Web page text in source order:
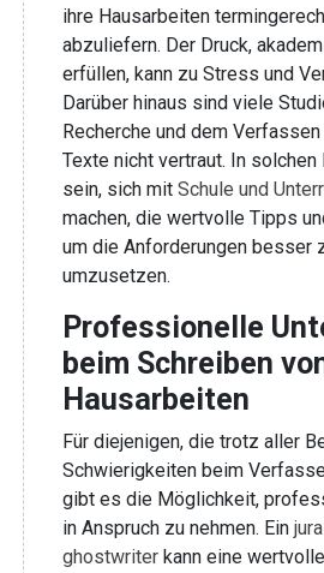
ihre Hausarbeiten
abzuliefern. Der Druck,
erfüllen, kann zu Stress und
Darüber hinaus sind viele
Recherche und dem
Texte nicht vertraut. In
sein, sich mit Schule und
machen, die wertvolle Tipps
um die Anforderungen besser
umzusetzen.
Professionelle
beim Schreiben
Hausarbeiten
Für diejenigen, die trotz aller
Schwierigkeiten beim
gibt es die Möglichkeit,
in Anspruch zu nehmen. Ein
ghostwriter kann eine